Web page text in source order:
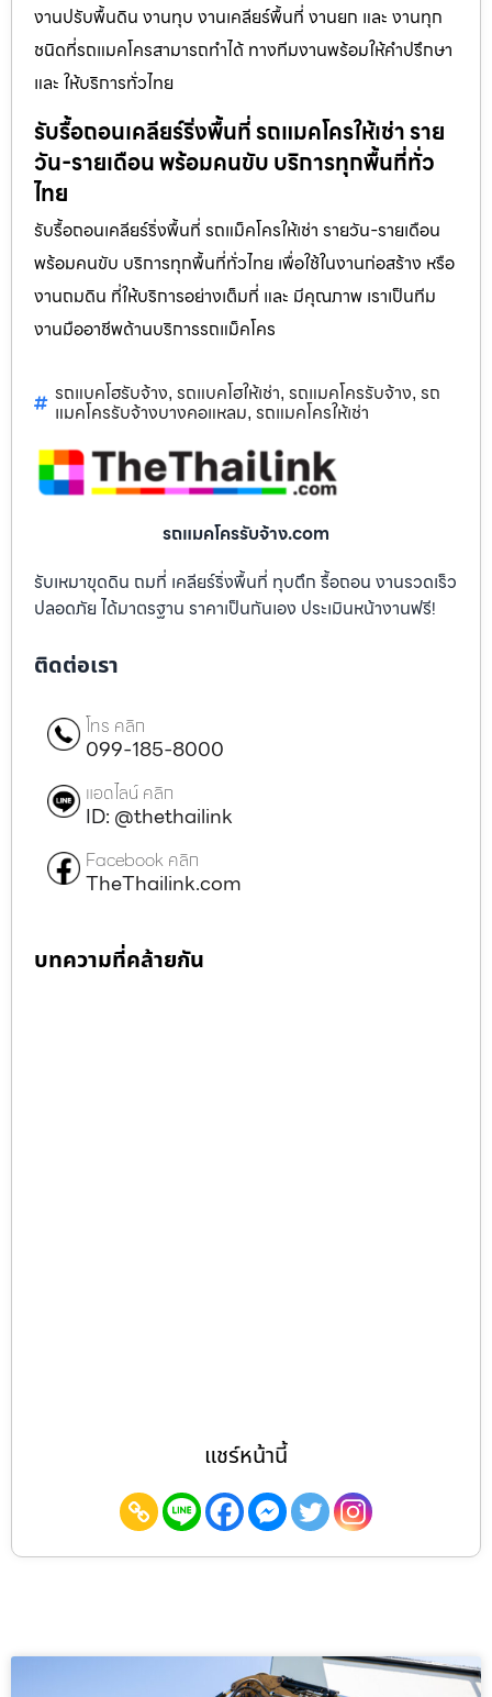
งานปรับพื้นดิน งานทุบ งานเคลียร์พื้นที่ งานยก และ งานทุก
ชนิดที่รถแมคโครสามารถทำได้ ทางทีมงานพร้อมให้คำปรึกษา
และ ให้บริการทั่วไทย
รับรื้อถอนเคลียร์ริ่งพื้นที่ รถแมคโครให้เช่า ราย
วัน-รายเดือน พร้อมคนขับ บริการทุกพื้นที่ทั่ว
ไทย
รับรื้อถอนเคลียร์ริ่งพื้นที่ รถแม็คโครให้เช่า รายวัน-รายเดือน
พร้อมคนขับ บริการทุกพื้นที่ทั่วไทย เพื่อใช้ในงานก่อสร้าง หรือ
งานถมดิน ที่ให้บริการอย่างเต็มที่ และ มีคุณภาพ เราเป็นทีม
งานมืออาชีพด้านบริการรถแม็คโคร
รถแบคโฮรับจ้าง, รถแบคโฮให้เช่า, รถแมคโครรับจ้าง, รถ
แมคโครรับจ้างบางคอแหลม, รถแมคโครให้เช่า
รถแมคโครรับจ้าง.com
รับเหมาขุดดิน ถมที่ เคลียร์ริ่งพื้นที่ ทุบตึก รื้อถอน งานรวดเร็ว
ปลอดภัย ได้มาตรฐาน ราคาเป็นกันเอง ประเมินหน้างานฟรี!
ติดต่อเรา
โทร คลิก
099-185-8000
แอดไลน์ คลิก
ID: @thethailink
Facebook คลิก
TheThailink.com
บทความที่คล้ายกัน
แชร์หน้านี้